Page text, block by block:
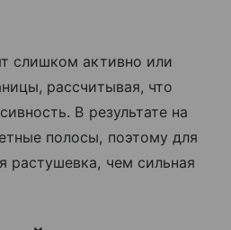
слишком активно или
рассчитывая, что
В результате на
полосы, поэтому для
растушевка, чем сильная